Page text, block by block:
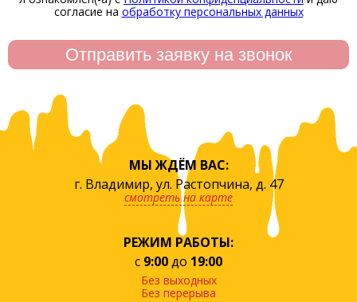
согласие на обработку персональных данных
МЫ ЖДЁМ ВАС:
г. Владимир, ул. Растопчина, д. 47
смотреть на карте
РЕЖИМ РАБОТЫ:
с 9:00до 19:00
Без выходных
Без перерыва